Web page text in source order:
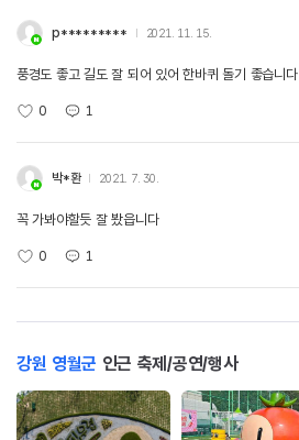
p********* 2021. 11. 15.
풍경도 좋고 길도 잘 되어 있어 한바퀴 돌기 좋습니다
0 1
박*환 2021. 7. 30.
꼭 가봐야할듯 잘 봤읍니다
0 1
강원 영월군 인근 축제/공연/행사